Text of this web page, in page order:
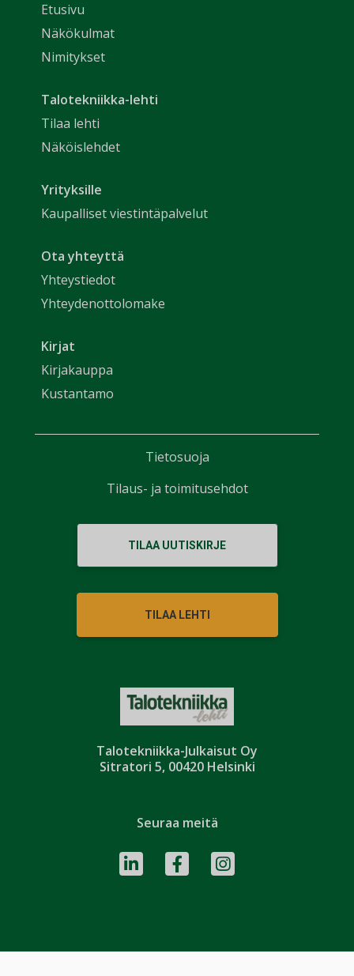
Talotekniikka-Julkaisut Oy
Sitratori 5, 00420 Helsinki
Etusivu
Näkökulmat
Nimitykset
Talotekniikka-lehti
Tilaa lehti
Näköislehdet
Yrityksille
Kaupalliset viestintäpalvelut
Ota yhteyttä
Yhteystiedot
Yhteydenottolomake
Kirjat
Kirjakauppa
Kustantamo
TILAA UUTISKIRJE
TILAA LEHTI
Seuraa meitä
Tietosuoja
Tilaus- ja toimitusehdot